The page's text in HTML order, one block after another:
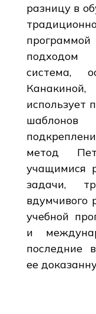
разницу в
подходом
система,
использует
метод
учащимися
задачи,
вдумчивого
учебной
и
последние
ее